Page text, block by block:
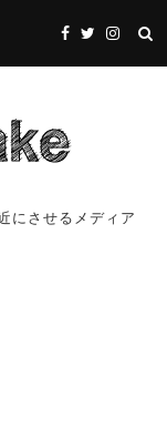
にさせるメディア